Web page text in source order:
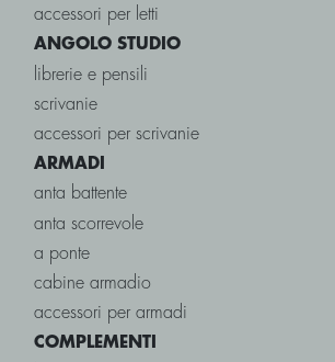
accessori per letti
ANGOLO STUDIO
librerie e pensili
scrivanie
accessori per scrivanie
ARMADI
anta battente
anta scorrevole
a ponte
cabine armadio
accessori per armadi
COMPLEMENTI